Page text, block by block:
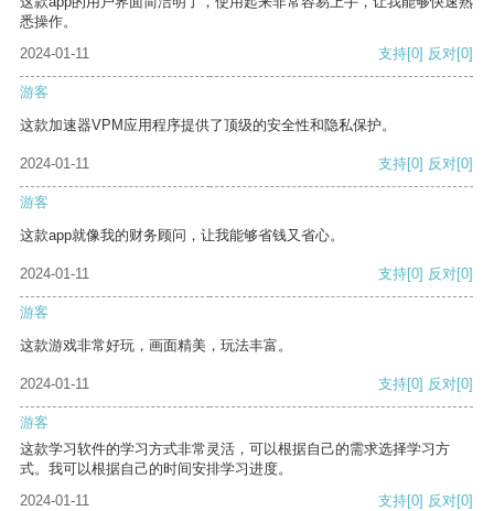
悉操作。
2024-01-11
支持[0] 反对[0]
游客
这款加速器VPM应用程序提供了顶级的安全性和隐私保护。
2024-01-11 支持[0] 反对[0]
游客
这款app就像我的财务顾问，让我能够省钱又省心。
2024-01-11 支持[0] 反对[0]
游客
这款游戏非常好玩，画面精美，玩法丰富。
2024-01-11 支持[0] 反对[0]
游客
这款学习软件的学习方式非常灵活，可以根据自己的需求选择学习方
式。我可以根据自己的时间安排学习进度。
2024-01-11
支持[0] 反对[0]